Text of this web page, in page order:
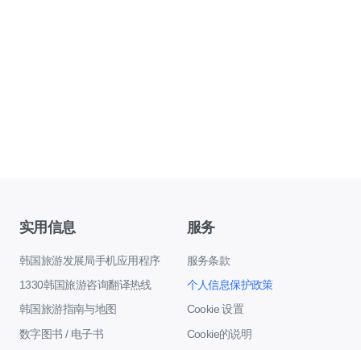
实用信息
韩国旅游发展局手机应用程序
1330韩国旅游咨询翻译热线
韩国旅游指南与地图
数字图书 / 电子书
服务
服务条款
个人信息保护政策
Cookie 设置
Cookie的说明